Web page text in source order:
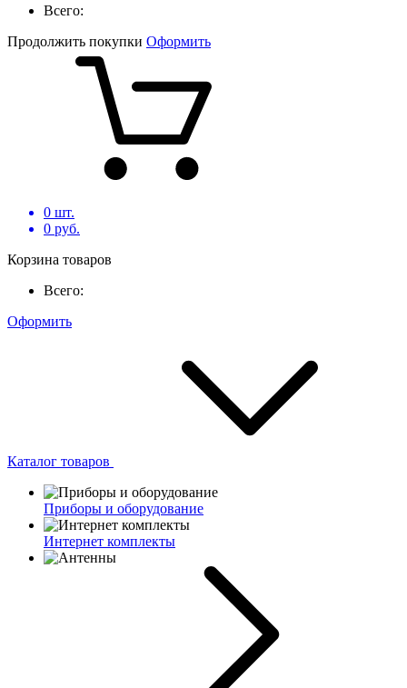
Всего:
Продолжить покупки Оформить
0 шт.
0 руб.
Корзина товаров
Всего:
Оформить
Каталог товаров
Приборы и оборудование
Интернет комплекты